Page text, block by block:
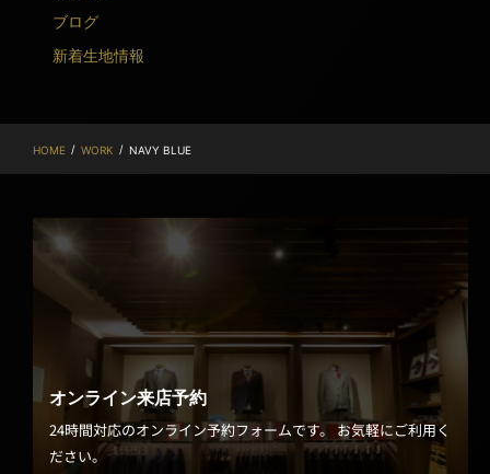
ブログ
新着生地情報
HOME / WORK / NAVY BLUE
オンライン来店予約
24時間対応のオンライン予約フォームです。 お気軽にご利用く
ださい。